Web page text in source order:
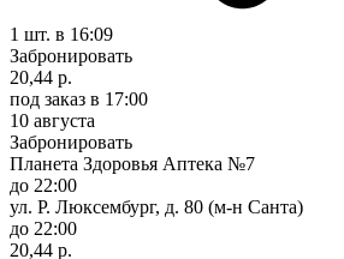
1 шт. в 16:09
Забронировать
20,44 р.
под заказ в 17:00
10 августа
Забронировать
Планета Здоровья Аптека №7
до 22:00
ул. Р. Люксембург, д. 80 (м-н Санта)
до 22:00
20,44 р.